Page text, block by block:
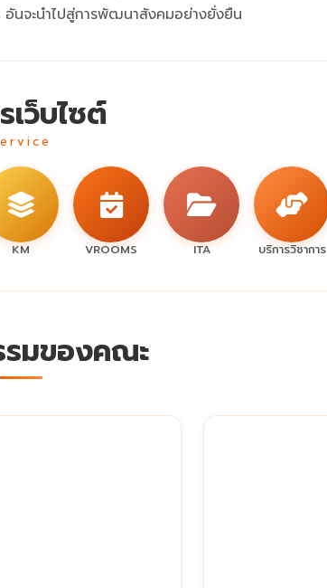
อันจะนำไปสู่การพัฒนาสังคมอย่างยั่งยืน
เว็บไซต์
KM VROOMS ITA บริการวิชาการ
รมของคณะ